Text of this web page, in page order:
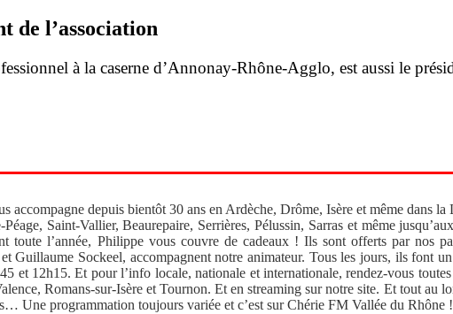
de l’association
à la caserne d’Annonay-Rhône-Agglo, est aussi le
accompagne depuis bientôt 30 ans en Ardèche, Drôme, Isère et même dans la
Saint-Vallier, Beaurepaire, Serrières, Pélussin, Sarras et même
toute l’année, Philippe vous couvre de cadeaux ! Ils sont offerts par nos
Guillaume Sockeel, accompagnent notre animateur. Tous les jours, ils font
et 12h15. Et pour l’info locale, nationale et internationale, rendez-vous
Romans-sur-Isère et Tournon. Et en streaming sur notre site. Et tout
Une programmation toujours variée et c’est sur Chérie FM Vallée du Rhône !